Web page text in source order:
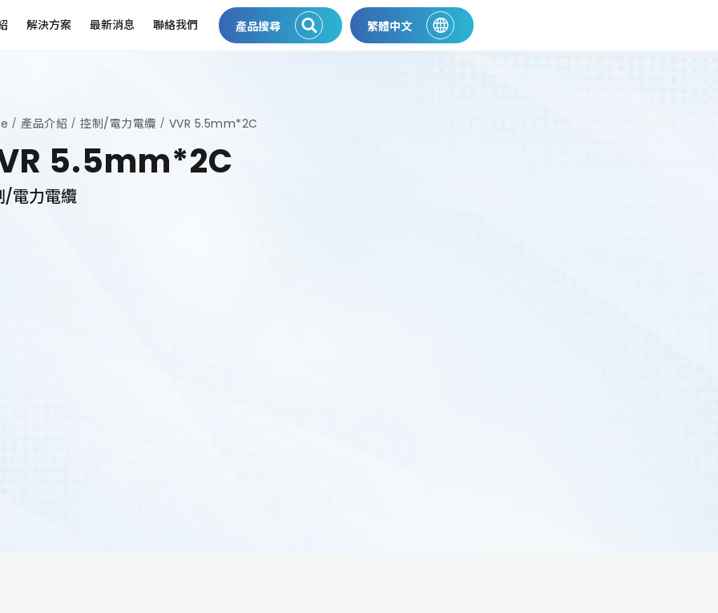
解決方案 最新消息 聯絡我們 產品搜尋 繁體中文
產品介紹 控制/電力電纜 VVR 5.5mm*2C
5.5mm*2C
/電力電纜